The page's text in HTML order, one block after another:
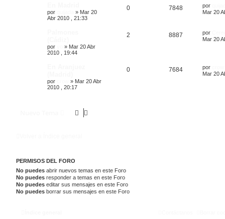
por » Mar 20
Abr 2010 , 21:33
0 7848 por
Mar 20
por » Mar 20 Abr
2010 , 19:44
2 8887 por
Mar 20
por » Mar 20 Abr
2010 , 20:17
0 7684 por
Mar 20
PERMISOS DEL FORO
No puedes abrir nuevos temas en este Foro
No puedes responder a temas en este Foro
No puedes editar sus mensajes en este Foro
No puedes borrar sus mensajes en este Foro